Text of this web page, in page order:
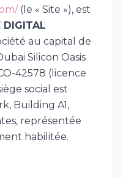
(le « Site »), est
DIGITAL
au capital de
Silicon Oasis
42578 (licence
social est
Building A1,
représentée
habilitée.